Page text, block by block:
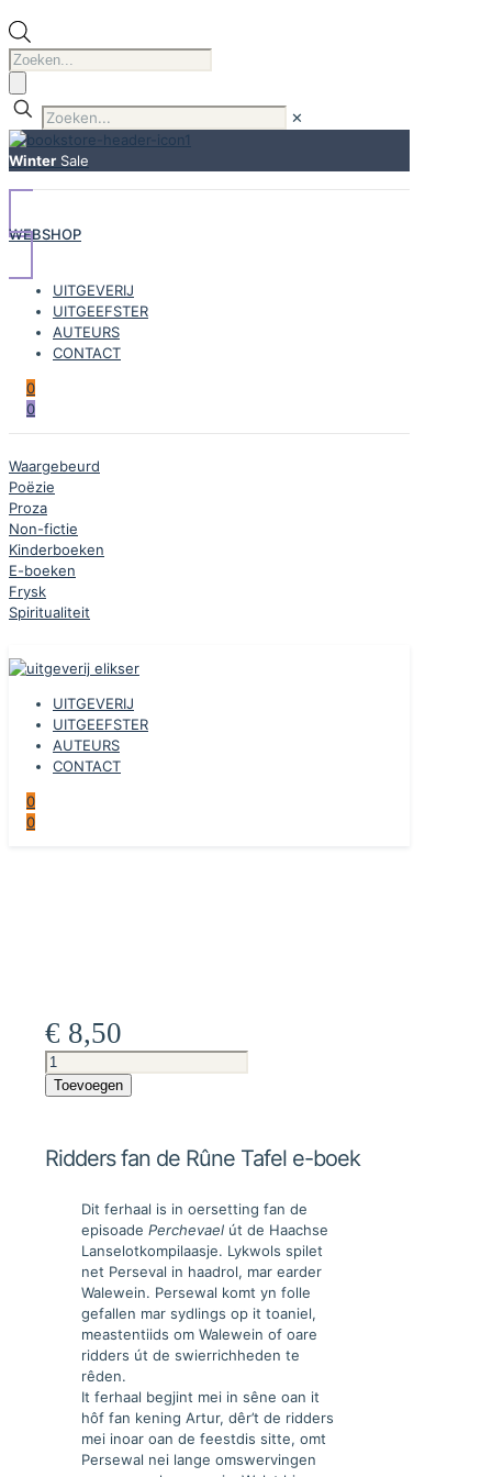
Producten
zoeken
✕
Winter Sale
WEBSHOP
UITGEVERIJ
UITGEEFSTER
AUTEURS
CONTACT
0
0
Waargebeurd
Poëzie
Proza
Non-fictie
Kinderboeken
E-boeken
Frysk
Spiritualiteit
UITGEVERIJ
UITGEEFSTER
AUTEURS
CONTACT
0
0
€ 8,50
Ridders
fan
de
e-
aantal
Toevoegen
Ridders fan de Rûne Tafel e-boek
Dit ferhaal is in oersetting fan de
episoade Perchevael út de Haachse
Lanselotkompilaasje. Lykwols spilet
net Perseval in haadrol, mar earder
Walewein. Persewal komt yn folle
gefallen mar sydlings op it toaniel,
meastentiids om Walewein of oare
ridders út de swierrichheden te
rêden.
It ferhaal begjint mei in sêne oan it
hôf fan kening Artur, dêr’t de ridders
mei inoar oan de feestdis sitte, omt
Persewal nei lange omswervingen